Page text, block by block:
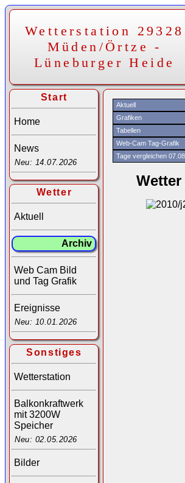
Wetterstation 29328
Müden/Örtze -
Lüneburger Heide
Start
Home
News
Neu: 14.07.2026
Wetter
Aktuell
Archiv
Web Cam Bild
und Tag Grafik
Ereignisse
Neu: 10.01.2026
Sonstiges
Wetterstation
Balkonkraftwerk
mit 3200W
Speicher
Neu: 02.05.2026
Bilder
Aktuell
Grafiken
Tabellen
Web-Cam Tag-Grafik
Tage vergleichen 07.08